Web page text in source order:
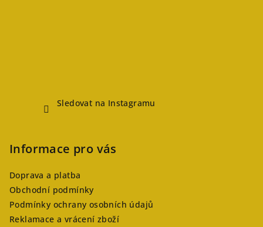
Sledovat na Instagramu
Informace pro vás
Doprava a platba
Obchodní podmínky
Podmínky ochrany osobních údajů
Reklamace a vrácení zboží